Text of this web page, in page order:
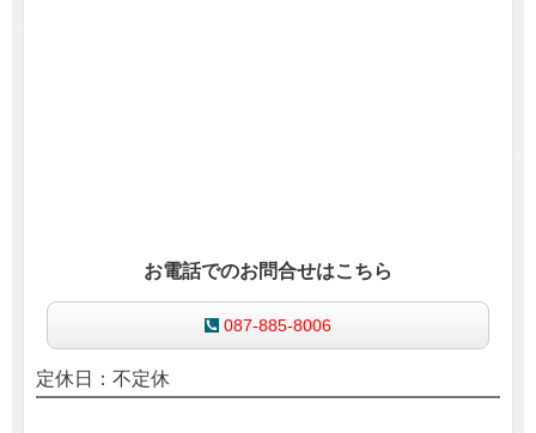
お電話でのお問合せはこちら
087-885-8006
定休日：不定休